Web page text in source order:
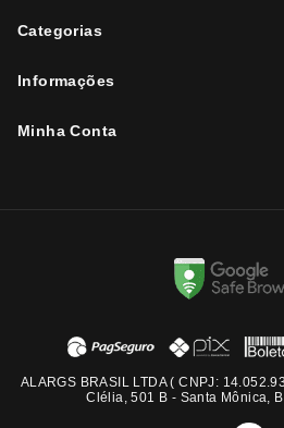
Categorias
Informações
Minha Conta
ALARGS BRASIL LTDA ( CNPJ:
Clélia, 501 B - Santa Mônica,